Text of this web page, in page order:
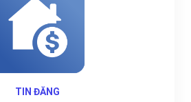
TIN ĐĂNG